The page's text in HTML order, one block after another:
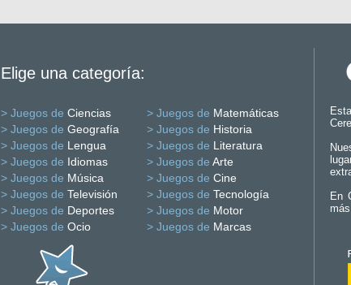
Elige una categoría:
> Juegos de Ciencias > Juegos de Matemáticas
> Juegos de Geografía > Juegos de Historia
> Juegos de Lengua > Juegos de Literatura
> Juegos de Idiomas > Juegos de Arte
> Juegos de Música > Juegos de Cine
> Juegos de Televisión > Juegos de Tecnología
> Juegos de Deportes > Juegos de Motor
> Juegos de Ocio > Juegos de Marcas
En